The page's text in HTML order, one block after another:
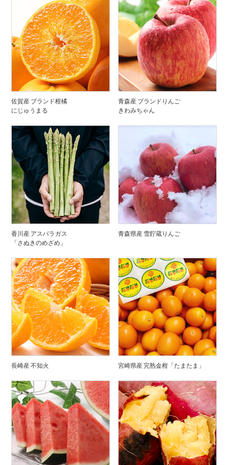
佐賀産 ブランド柑橘
にじゅうまる
青森産 ブランドりんご
きわみちゃん
香川産 アスパラガス
「さぬきのめざめ」
青森県産 雪貯蔵りんご
長崎産 不知火 宮崎県産 完熟金柑「たまたま」